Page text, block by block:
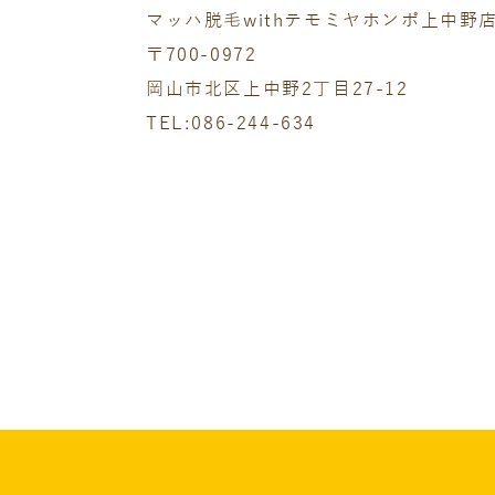
マッハ脱毛withテモミヤホンポ上中野
〒700-0972
岡山市北区上中野2丁目27-12
TEL:086-244-634